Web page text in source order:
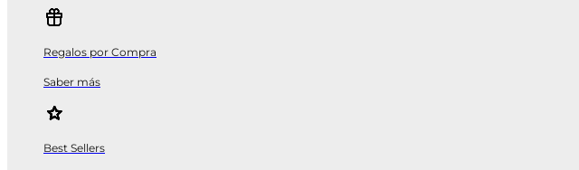
Regalos por Compra
Saber más
Best Sellers